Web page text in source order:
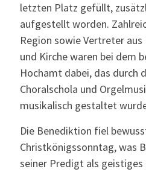
letzten Platz gefüllt,
aufgestellt worden.
Region sowie Vertreter
und Kirche waren bei dem
Hochamt dabei, das durch
Choralschola und
musikalisch gestaltet
Die Benediktion fiel
Christkönigssonntag, was
seiner Predigt als